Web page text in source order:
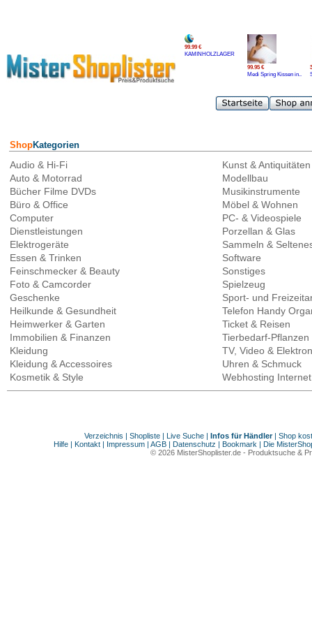
99.99 €
KAMINHOLZLAGER
99.95 €
Medi Spring Kissen in..
ShopKategorien
Audio & Hi-Fi
Auto & Motorrad
Bücher Filme DVDs
Büro & Office
Computer
Dienstleistungen
Elektrogeräte
Essen & Trinken
Feinschmecker & Beauty
Foto & Camcorder
Geschenke
Heilkunde & Gesundheit
Heimwerker & Garten
Immobilien & Finanzen
Kleidung
Kleidung & Accessoires
Kosmetik & Style
Kunst & Antiquitäten
Modellbau
Musikinstrumente
Möbel & Wohnen
PC- & Videospiele
Porzellan & Glas
Sammeln &
Software
Sonstiges
Spielzeug
Sport- und
Telefon Handy
Ticket & Reisen
Tierbedarf-Pflanzen
TV, Video &
Uhren & Schmuck
Webhosting Internet
Verzeichnis | Shopliste | Live Suche | Infos für Händler| Shop
Hilfe | Kontakt | Impressum| AGB| Datenschutz | Bookmark | Die
© 2026 MisterShoplister.de - Produktsuche &